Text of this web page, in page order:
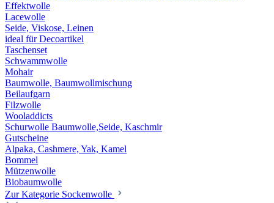
Effektwolle
Lacewolle
Seide, Viskose, Leinen
ideal für Decoartikel
Taschenset
Schwammwolle
Mohair
Baumwolle, Baumwollmischung
Beilaufgarn
Filzwolle
Wooladdicts
Schurwolle Baumwolle,Seide, Kaschmir
Gutscheine
Alpaka, Cashmere, Yak, Kamel
Bommel
Mützenwolle
Biobaumwolle
Zur Kategorie Sockenwolle